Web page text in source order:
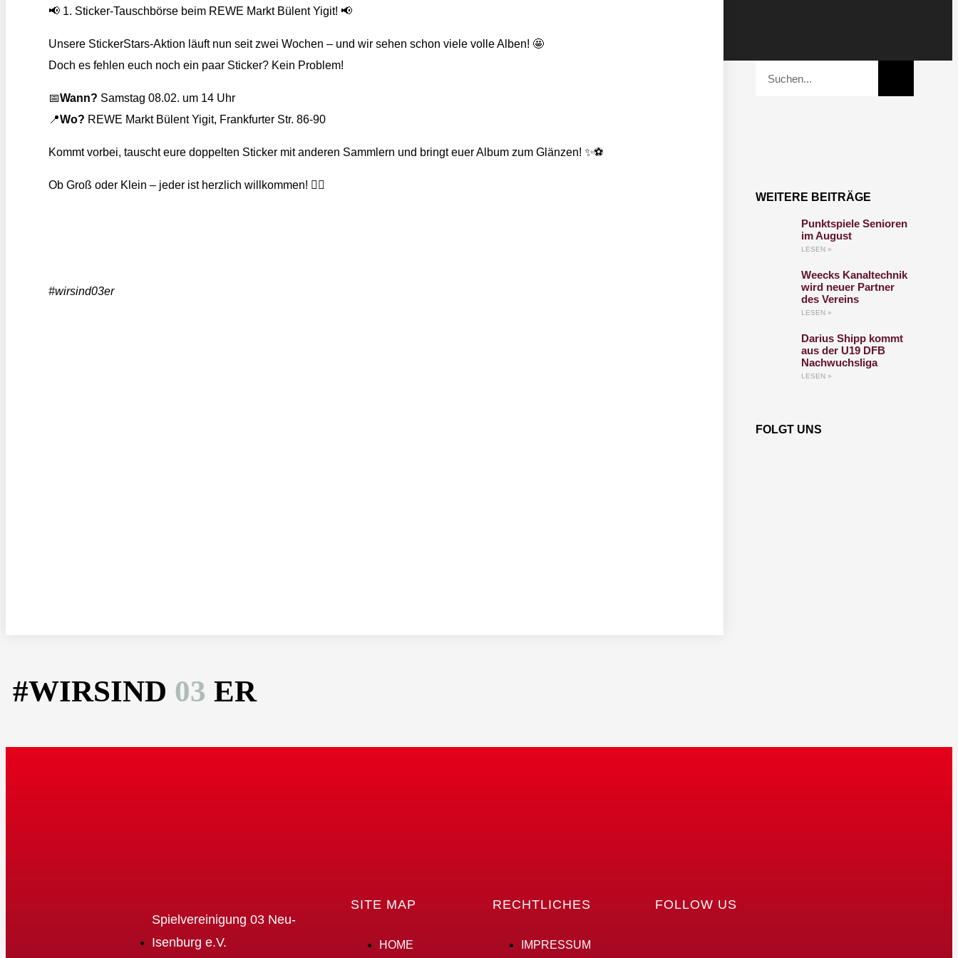
📢 1. Sticker-Tauschbörse beim REWE Markt Bülent Yigit! 📢
Unsere StickerStars-Aktion läuft nun seit zwei Wochen – und wir sehen schon viele volle Alben! 🤩
Doch es fehlen euch noch ein paar Sticker? Kein Problem!
📅Wann? Samstag 08.02. um 14 Uhr
📍Wo? REWE Markt Bülent Yigit, Frankfurter Str. 86-90
Kommt vorbei, tauscht eure doppelten Sticker mit anderen Sammlern und bringt euer Album zum Glänzen! ✨⚽️
Ob Groß oder Klein – jeder ist herzlich willkommen! ✌🏻
#wirsind03er
WEITERE BEITRÄGE
Punktspiele Senioren
im August
LESEN »
Weecks Kanaltechnik
wird neuer Partner
des Vereins
LESEN »
Darius Shipp kommt
aus der U19 DFB
Nachwuchsliga
LESEN »
FOLGT UNS
#WIRSIND 03 ER
Spielvereinigung 03 Neu-
Isenburg e.V.
SITE MAP
HOME
RECHTLICHES
IMPRESSUM
FOLLOW US